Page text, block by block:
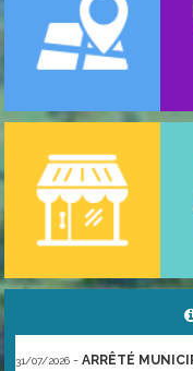
ARRÊTÉ